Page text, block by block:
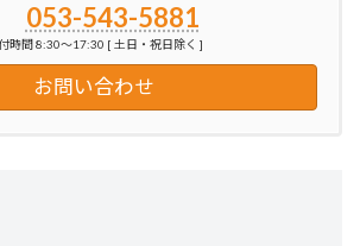
053-543-5881
時間 8:30～17:30 [ 土日・祝日除く ]
お問い合わせ